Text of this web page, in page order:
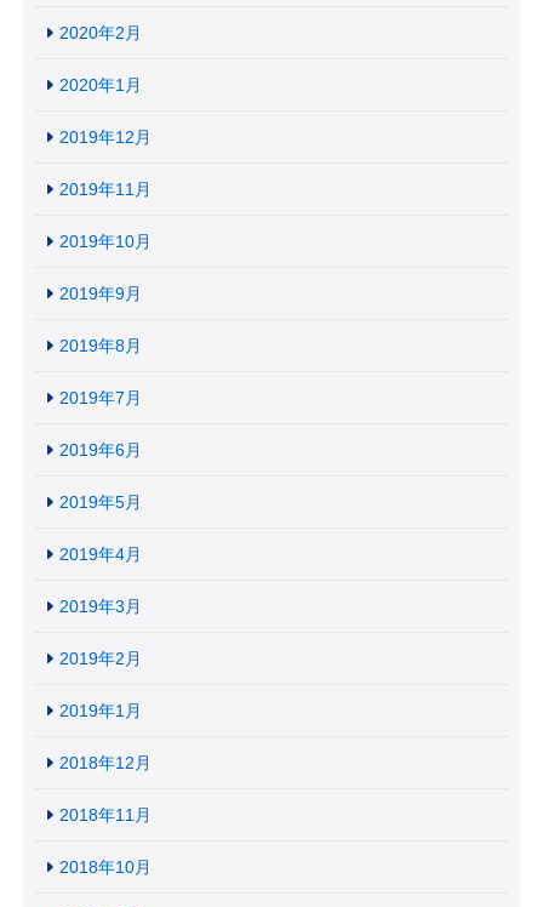
2020年2月
2020年1月
2019年12月
2019年11月
2019年10月
2019年9月
2019年8月
2019年7月
2019年6月
2019年5月
2019年4月
2019年3月
2019年2月
2019年1月
2018年12月
2018年11月
2018年10月